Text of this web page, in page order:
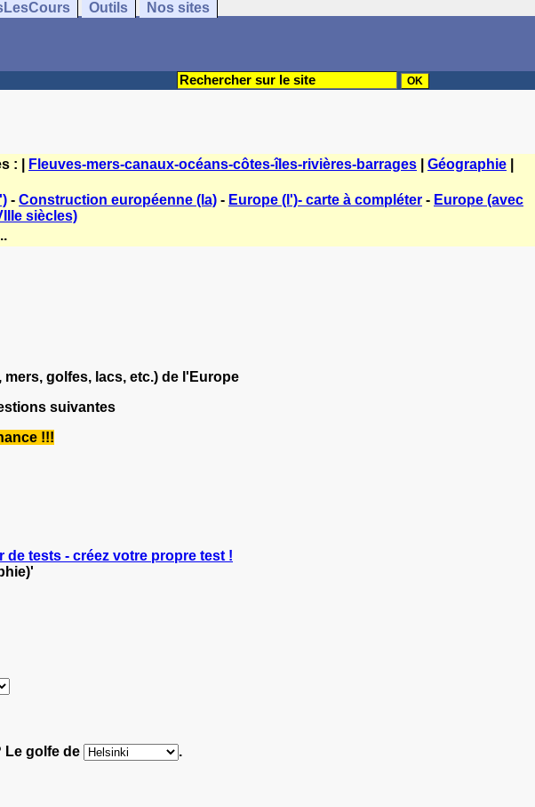
Outils Nos sites
: | Fleuves-mers-canaux-océans-côtes-îles-rivières-barrages Géographie
- Construction européenne (la) - Europe (l')- carte à compléter - Europe (avec
siècles)
golfes, lacs, etc.) de l'Europe
suivantes
!!!
de tests - créez votre propre test !
Le golfe de .